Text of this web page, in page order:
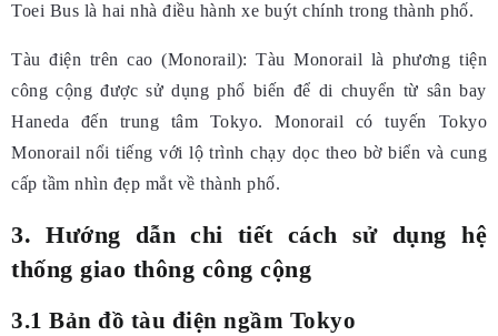
Toei Bus là hai nhà điều hành xe buýt chính trong thành phố.
Tàu điện trên cao (Monorail):Tàu Monorail là phương tiện
công cộng được sử dụng phổ biến để di chuyển từ sân bay
Haneda đến trung tâm Tokyo. Monorail có tuyến Tokyo
Monorail nổi tiếng với lộ trình chạy dọc theo bờ biển và cung
cấp tầm nhìn đẹp mắt về thành phố.
3. Hướng dẫn chi tiết cách sử dụng hệ
thống giao thông công cộng
3.1 Bản đồ tàu điện ngầm Tokyo